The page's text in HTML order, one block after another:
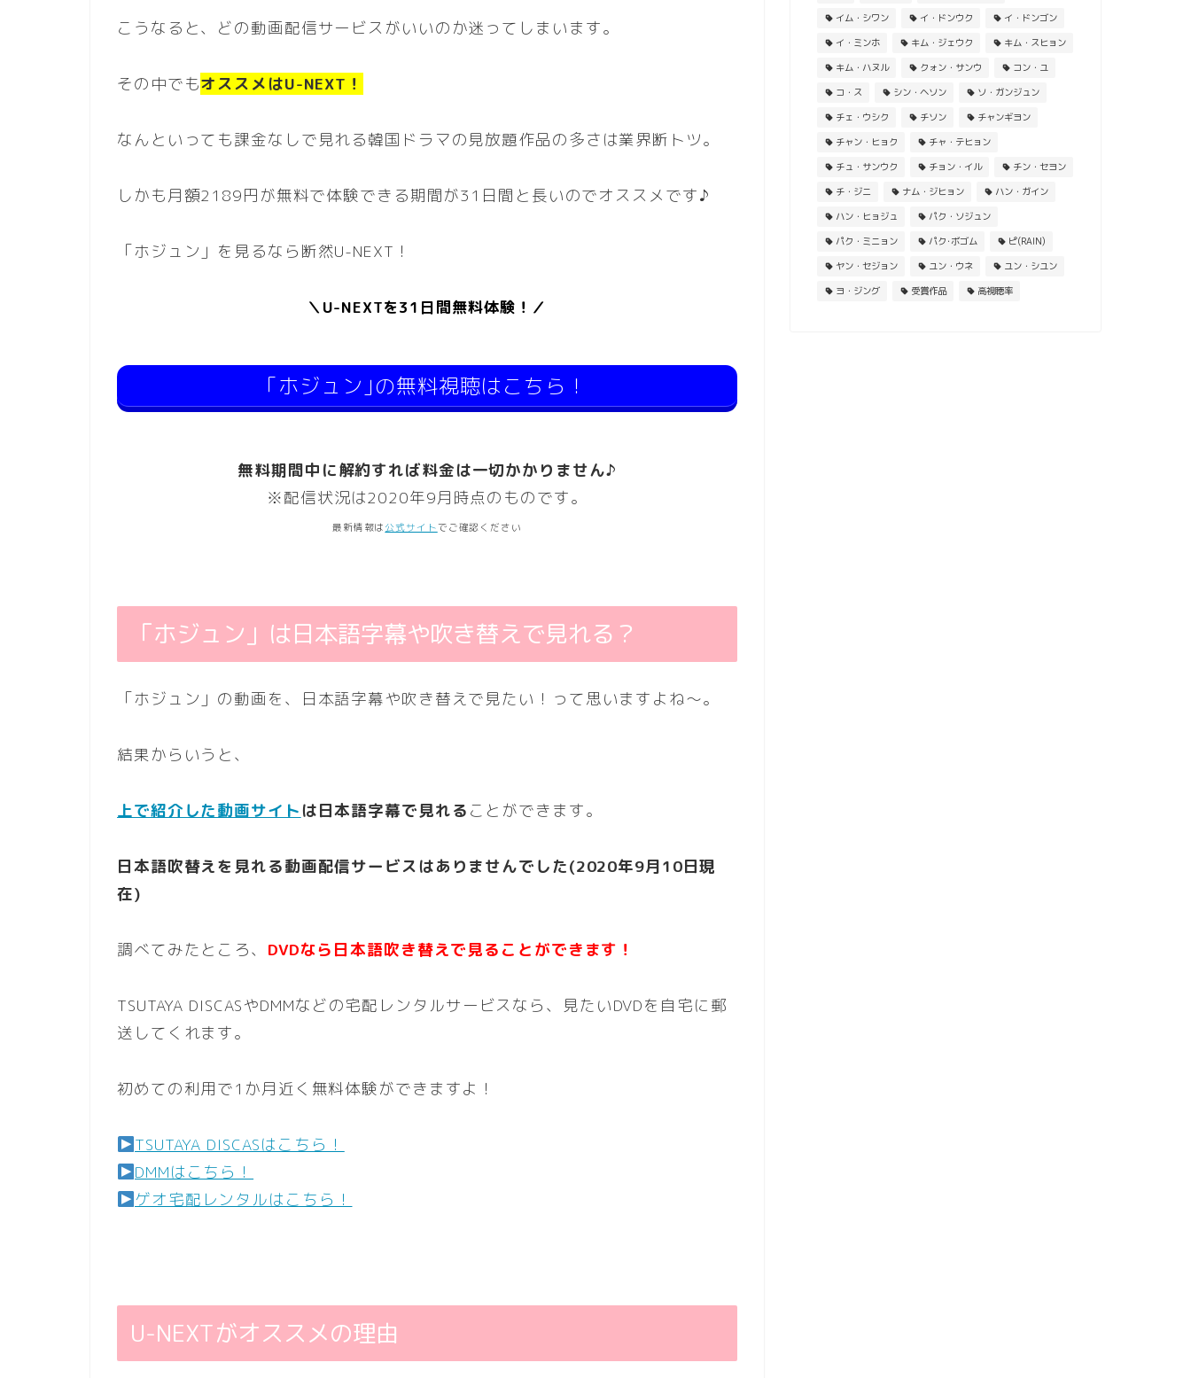
こうなると、どの動画配信サービスがいいのか迷ってしまいます。
その中でもオススメはU-NEXT！
なんといっても課金なしで見れる韓国ドラマの見放題作品の多さは業界断トツ。
しかも月額2189円が無料で体験できる期間が31日間と長いのでオススメです♪
「ホジュン」を見るなら断然U-NEXT！
＼U-NEXTを31日間無料体験！／
｢ホジュン｣の無料視聴はこちら！
無料期間中に解約すれば料金は一切かかりません♪
※配信状況は2020年9月時点のものです。
最新情報は 公式サイトでご確認ください
「ホジュン」は日本語字幕や吹き替えで見れる？
「ホジュン」の動画を、日本語字幕や吹き替えで見たい！って思いますよね～。
結果からいうと、
上で紹介した動画サイトは日本語字幕で見れる ことができます。
日本語吹替えを見れる動画配信サービスはありませんでした(2020年9月10日現
在)
調べてみたところ、 DVDなら日本語吹き替えで見ることができます！
TSUTAYA DISCASやDMMなどの宅配レンタルサービスなら、見たいDVDを自宅に郵
送してくれます。
初めての利用で1か月近く無料体験ができますよ！
TSUTAYA DISCASはこちら！
DMMはこちら！
ゲオ宅配レンタルはこちら！
U-NEXTがオススメの理由
イム・シワン
イ・ドンウク
イ・ドンゴン
イ・ミンホ
キム・ジェウク
キム・スヒョン
キム・ハヌル
クォン・サンウ
コン・ユ
コ・ス
シン・ヘソン
ソ・ガンジュン
チェ・ウシク
チソン
チャンギヨン
チャン・ヒョク
チャ・テヒョン
チュ・サンウク
チョン・イル
チン・セヨン
チ・ジニ
ナム・ジヒョン
ハン・ガイン
ハン・ヒョジュ
パク・ソジュン
パク・ミニョン
パク･ボゴム
ピ(RAIN)
ヤン・セジョン
ユン・ウネ
ユン・シユン
ヨ・ジング
受賞作品 高視聴率